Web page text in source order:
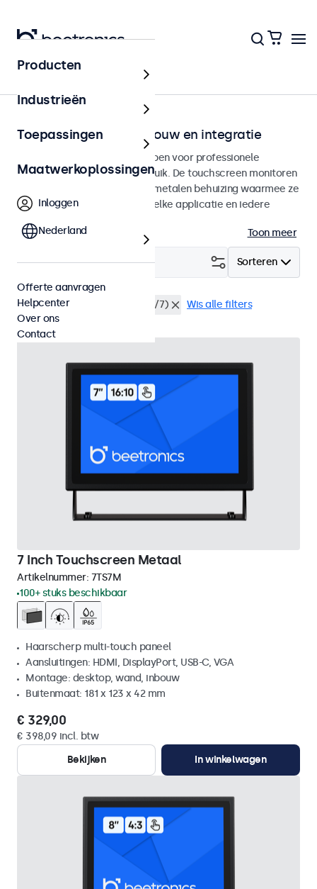
Home
Touchscreens voor inbouw en integratie
Inbouw touchscreens ontworpen voor professionele
toepassingen en continu gebruik. De touchscreen monitoren
beschikken over een stevige metalen behuizing waarmee ze
naadloos te integreren zijn in elke applicatie en iedere
Toon meer
Sorteren
Filter (25)
Inbouw Continu gebruik (24/7) Wis alle filters
7 Inch Touchscreen Metaal
Artikelnummer: 7TS7M
100+ stuks beschikbaar
Haarscherp multi-touch paneel
Aansluitingen: HDMI, DisplayPort, USB-C, VGA
Montage: desktop, wand, inbouw
Buitenmaat: 181 x 123 x 42 mm
€ 329,00
€ 398,09 incl. btw
Bekijken
In winkelwagen
Producten
Industrieën
Toepassingen
Maatwerkoplossingen
Inloggen
Nederland
Offerte aanvragen
Helpcenter
Over ons
Contact